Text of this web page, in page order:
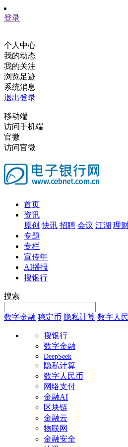
登录
个人中心
我的动态
我的关注
浏览足迹
系统消息
退出登录
移动端
访问手机端
官微
访问官微
首页
资讯
原创 快讯 招聘 会议 江湖 理
专题
专栏
宣传年
AI播报
搜银行
搜索
数字金融 稳定币 隐私计算 数字人
搜银行
数字金融
DeepSeek
隐私计算
数字人民币
网络支付
金融AI
区块链
金融云
物联网
金融安全